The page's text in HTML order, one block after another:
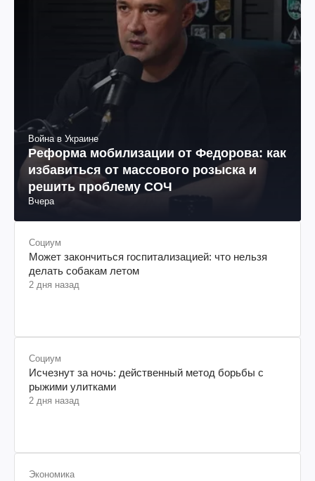
Война в Украине
Реформа мобилизации от Федорова: как
избавиться от массового розыска и
решить проблему СОЧ
Вчера
Социум
Может закончиться госпитализацией: что нельзя
делать собакам летом
2 дня назад
Социум
Исчезнут за ночь: действенный метод борьбы с
рыжими улитками
2 дня назад
Экономика